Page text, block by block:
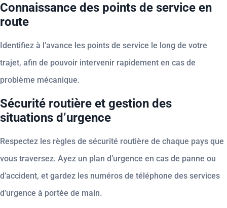
Connaissance des points de service en
route
Identifiez à l’avance les points de service le long de votre
trajet, afin de pouvoir intervenir rapidement en cas de
problème mécanique.
Sécurité routière et gestion des
situations d’urgence
Respectez les règles de sécurité routière de chaque pays que
vous traversez. Ayez un plan d’urgence en cas de panne ou
d’accident, et gardez les numéros de téléphone des services
d’urgence à portée de main.